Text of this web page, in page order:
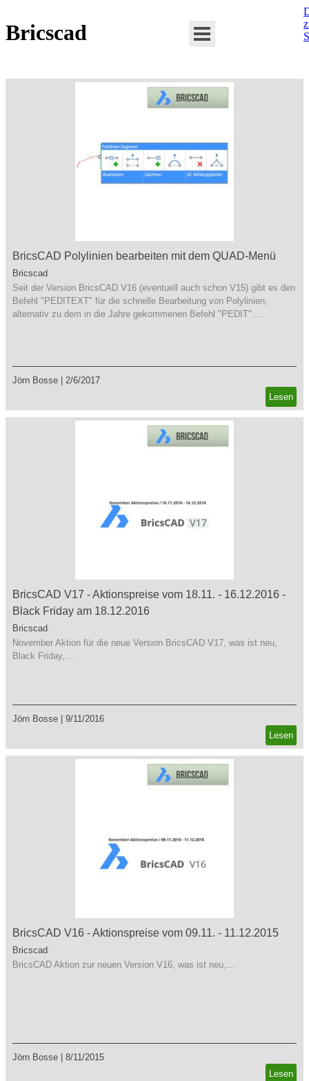
Bricscad
BricsCAD Polylinien bearbeiten mit dem QUAD-Menü
Bricscad
Seit der Version BricsCAD V16 (eventuell auch schon V15) gibt es den
Befehl "PEDITEXT" für die schnelle Bearbeitung von Polylinien,
alternativ zu dem in die Jahre gekommenen Befehl "PEDIT".…
Jörn Bosse
2/6/2017
Lesen
BricsCAD V17 - Aktionspreise vom 18.11. - 16.12.2016 -
Black Friday am 18.12.2016
Bricscad
November Aktion für die neue Version BricsCAD V17, was ist neu,
Black Friday,…
Jörn Bosse
9/11/2016
Lesen
BricsCAD V16 - Aktionspreise vom 09.11. - 11.12.2015
Bricscad
BricsCAD Aktion zur neuen Version V16, was ist neu,…
Jörn Bosse
8/11/2015
Lesen